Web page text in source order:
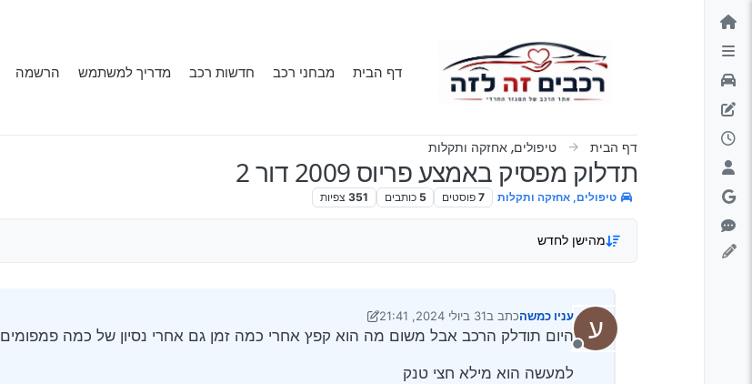
דילוג לתוכן
דף הבית מבחני רכב חדשות רכב מדריך למשתמש הרשמה
דף הבית טיפולים, אחזקה ותקלות
תדלוק מפסיק באמצע פריוס 2009 דור 2
טיפולים, אחזקה ותקלות 7 פוסטים 5 כותבים 351 צפיות
מהישן לחדש
ע
מנותק
עניו כמשהכתב ב31 ביולי 2024, 21:41
נערך לאחרונה על ידי עניו כמשה
היום תודלק הרכב אבל משום מה הוא קפץ אחרי כמה זמן גם אחרי נסיון של כמה פמפומים
למעשה הוא מילא חצי טנק